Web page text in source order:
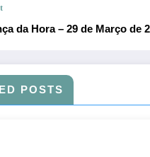
da Hora – 29 de Março de
POSTS